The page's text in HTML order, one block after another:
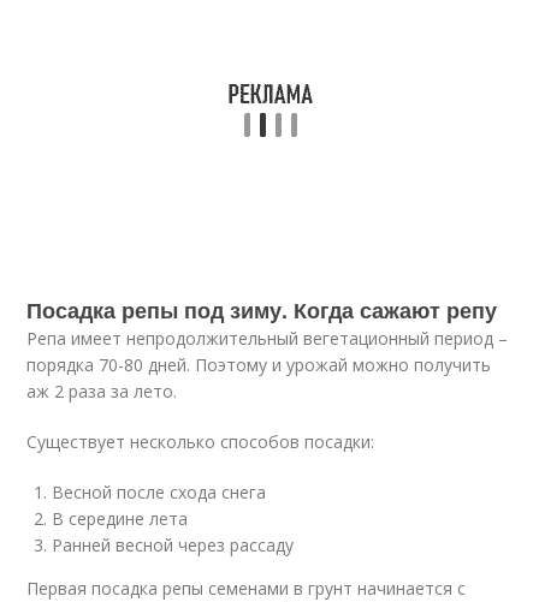
Посадка репы под зиму. Когда сажают репу
Репа имеет непродолжительный вегетационный период –
порядка 70-80 дней. Поэтому и урожай можно получить
аж 2 раза за лето.
Существует несколько способов посадки:
Весной после схода снега
В середине лета
Ранней весной через рассаду
Первая посадка репы семенами в грунт начинается с